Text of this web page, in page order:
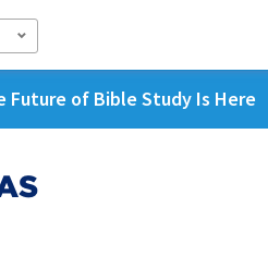
Future of Bible Study Is Here